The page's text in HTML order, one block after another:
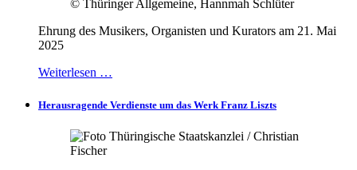
Ehrung des Musikers, Organisten und Kurators am 21. Mai
2025
Weiterlesen …
Herausragende Verdienste um das Werk Franz Liszts